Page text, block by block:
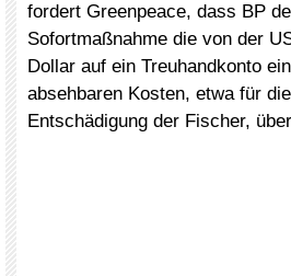
fordert Greenpeace, dass BP
Sofortmaßnahme die von der
Dollar auf ein Treuhandkonto
absehbaren Kosten, etwa für
Entschädigung der Fischer,